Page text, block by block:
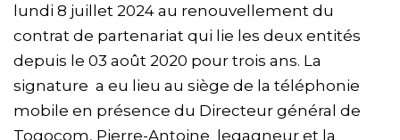
lundi 8 juillet 2024 au renouvellement du
contrat de partenariat qui lie les deux entités
depuis le 03 août 2020 pour trois ans. La
signature a eu lieu au siège de la téléphonie
mobile en présence du Directeur général de
Togocom, Pierre-Antoine legagneur et la